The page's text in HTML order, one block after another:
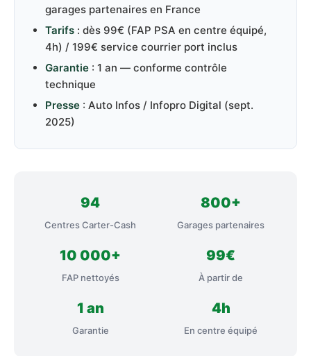
garages partenaires en France
Tarifs : dès 99€ (FAP PSA en centre équipé,
4h) / 199€ service courrier port inclus
Garantie : 1 an — conforme contrôle
technique
Presse : Auto Infos / Infopro Digital (sept.
2025)
94
Centres Carter-Cash
800+
Garages partenaires
10 000+
FAP nettoyés
99€
À partir de
1 an
Garantie
4h
En centre équipé